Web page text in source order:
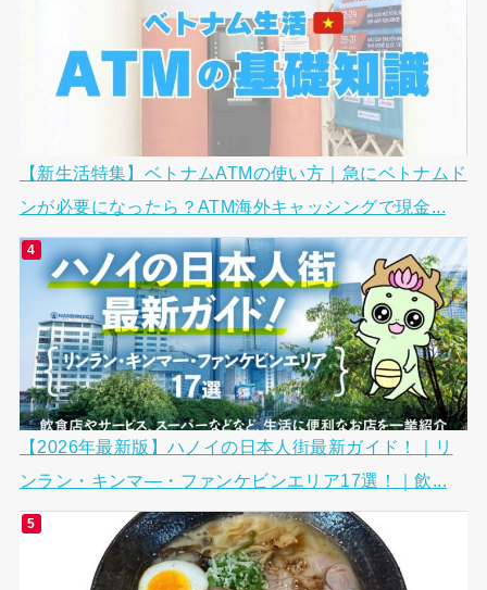
【新生活特集】ベトナムATMの使い方｜急にベトナムド
ンが必要になったら？ATM海外キャッシングで現金...
【2026年最新版】ハノイの日本人街最新ガイド！｜リ
ンラン・キンマ―・ファンケビンエリア17選！｜飲...